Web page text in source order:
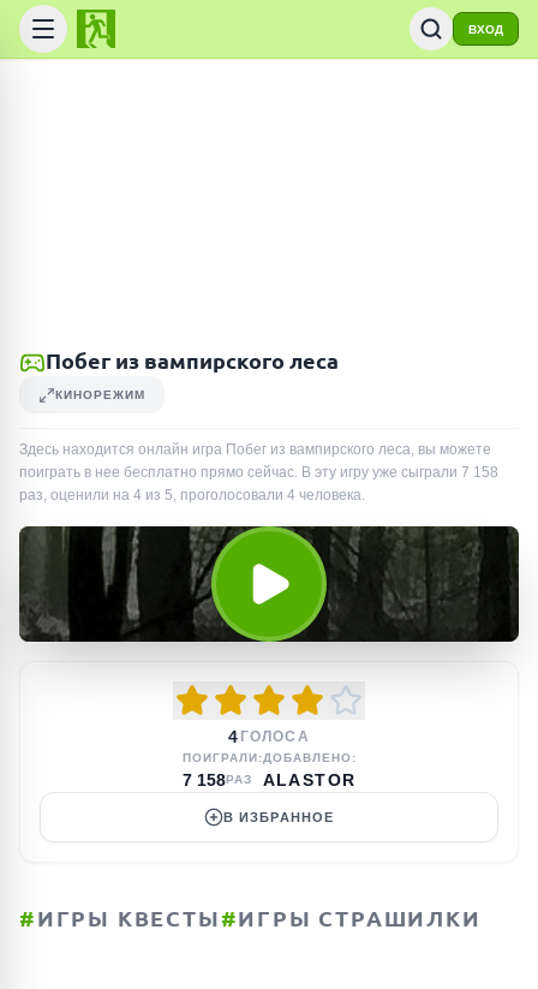
ВХОД
Побег из вампирского леса
КИНОРЕЖИМ
Здесь находится онлайн игра Побег из вампирского леса, вы можете
поиграть в нее бесплатно прямо сейчас. В эту игру уже сыграли 7 158
раз, оценили на 4 из 5, проголосовали 4 человека.
4 ГОЛОСА
ПОИГРАЛИ:
7 158РАЗ
ДОБАВЛЕНО:
ALASTOR
В ИЗБРАННОЕ
#ИГРЫ КВЕСТЫ#ИГРЫ СТРАШИЛКИ